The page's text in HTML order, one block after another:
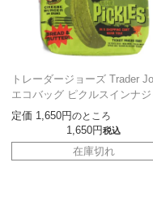
トレーダージョーズ Trader
エコバッグ ピクルスインナジ
定価 1,650 のところ
1,650 税込
在庫切れ